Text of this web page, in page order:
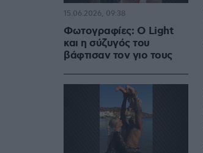
Φωτογραφίες: Ο Light
και η σύζυγός του
βάφτισαν τον γιο τους
15.06.2026, 09:38